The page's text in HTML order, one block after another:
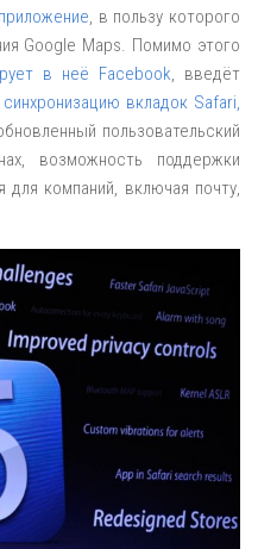
, в пользу которого
Google Maps. Помимо этого
в неё Facebook, введёт
синхронизацию вкладок Safari,
пользовательский
возможность поддержки
компаний, включая почту,